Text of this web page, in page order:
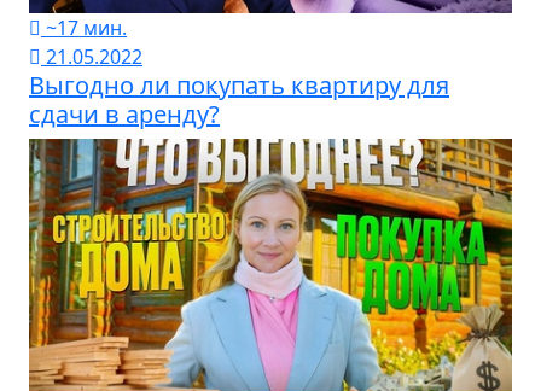
~17 мин.
21.05.2022
Выгодно ли покупать квартиру для
сдачи в аренду?